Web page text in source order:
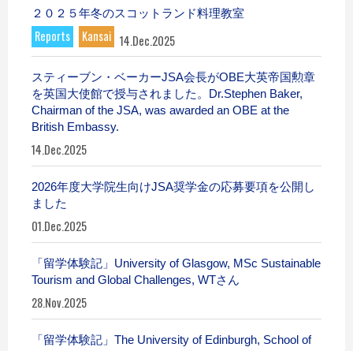
２０２５年冬のスコットランド料理教室
Reports Kansai 14.Dec.2025
スティーブン・ベーカーJSA会長がOBE大英帝国勲章
を英国大使館で授与されました。Dr.Stephen Baker,
Chairman of the JSA, was awarded an OBE at the
British Embassy.
14.Dec.2025
2026年度大学院生向けJSA奨学金の応募要項を公開し
ました
01.Dec.2025
「留学体験記」University of Glasgow, MSc Sustainable
Tourism and Global Challenges, WTさん
28.Nov.2025
「留学体験記」The University of Edinburgh, School of